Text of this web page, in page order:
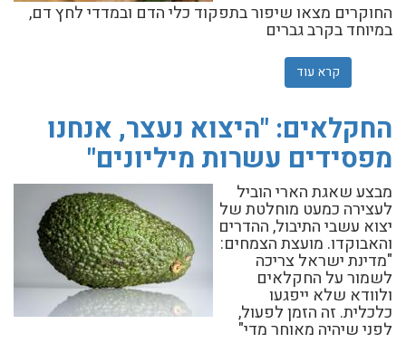
החוקרים מצאו שיפור בתפקוד כלי הדם ובמדדי לחץ דם,
במיוחד בקרב גברים
קרא עוד
החקלאים: "היצוא נעצר, אנחנו
מפסידים עשרות מיליונים"
מבצע שאגת הארי הוביל
לעצירה כמעט מוחלטת של
יצוא עשבי התיבול, ההדרים
והאבוקדו. מועצת הצמחים:
"מדינת ישראל צריכה
לשמור על החקלאים
ולוודא שלא ייפגעו
כלכלית. זה הזמן לפעול,
לפני שיהיה מאוחר מדי"